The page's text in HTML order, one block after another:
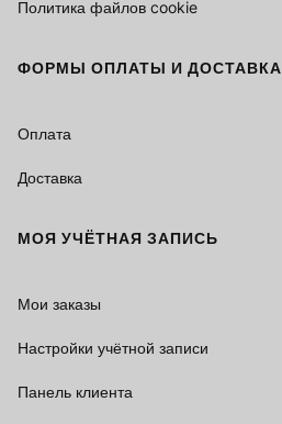
Политика файлов cookie
ФОРМЫ ОПЛАТЫ И ДОСТАВКА
Оплата
Доставка
МОЯ УЧЁТНАЯ ЗАПИСЬ
Мои заказы
Настройки учётной записи
Панель клиента